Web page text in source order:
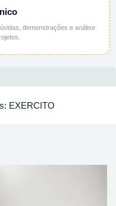
demonstrações e análise
EXERCITO